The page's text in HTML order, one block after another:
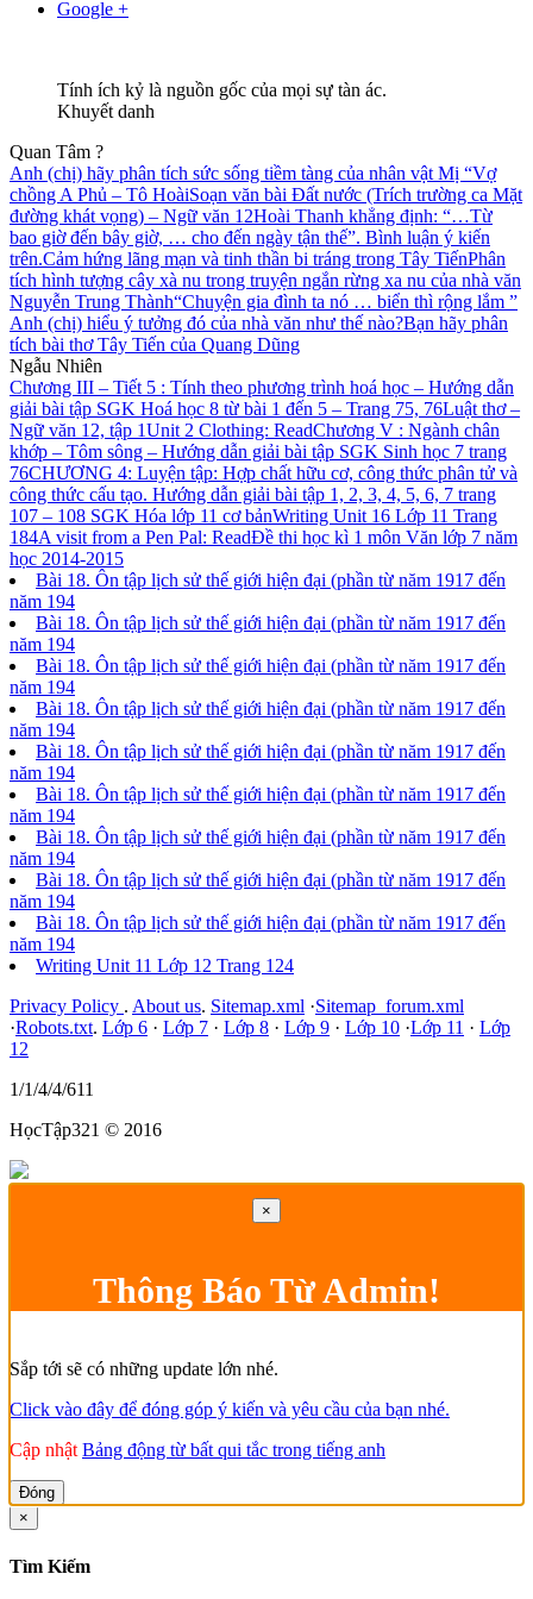
Google +
Tính ích kỷ là nguồn gốc của mọi sự tàn ác.
Khuyết danh
Quan Tâm ?
Anh (chị) hãy phân tích sức sống tiềm tàng của nhân vật Mị “Vợ
chồng A Phủ – Tô HoàiSoạn văn bài Đất nước (Trích trường ca Mặt
đường khát vọng) – Ngữ văn 12Hoài Thanh khẳng định: “…Từ
bao giờ đến bây giờ, … cho đến ngày tận thế”. Bình luận ý kiến
trên.Cảm hứng lãng mạn và tinh thần bi tráng trong Tây TiếnPhân
tích hình tượng cây xà nu trong truyện ngắn rừng xa nu của nhà văn
Nguyễn Trung Thành“Chuyện gia đình ta nó … biển thì rộng lắm ”
Anh (chị) hiểu ý tưởng đó của nhà văn như thế nào?Bạn hãy phân
tích bài thơ Tây Tiến của Quang Dũng
Ngẫu Nhiên
Chương III – Tiết 5 : Tính theo phương trình hoá học – Hướng dẫn
giải bài tập SGK Hoá học 8 từ bài 1 đến 5 – Trang 75, 76Luật thơ –
Ngữ văn 12, tập 1Unit 2 Clothing: ReadChương V : Ngành chân
khớp – Tôm sông – Hướng dẫn giải bài tập SGK Sinh học 7 trang
76CHƯƠNG 4: Luyện tập: Hợp chất hữu cơ, công thức phân tử và
công thức cấu tạo. Hướng dẫn giải bài tập 1, 2, 3, 4, 5, 6, 7 trang
107 – 108 SGK Hóa lớp 11 cơ bảnWriting Unit 16 Lớp 11 Trang
184A visit from a Pen Pal: ReadĐề thi học kì 1 môn Văn lớp 7 năm
học 2014-2015
Bài 18. Ôn tập lịch sử thế giới hiện đại (phần từ năm 1917 đến
năm 194
Bài 18. Ôn tập lịch sử thế giới hiện đại (phần từ năm 1917 đến
năm 194
Bài 18. Ôn tập lịch sử thế giới hiện đại (phần từ năm 1917 đến
năm 194
Bài 18. Ôn tập lịch sử thế giới hiện đại (phần từ năm 1917 đến
năm 194
Bài 18. Ôn tập lịch sử thế giới hiện đại (phần từ năm 1917 đến
năm 194
Bài 18. Ôn tập lịch sử thế giới hiện đại (phần từ năm 1917 đến
năm 194
Bài 18. Ôn tập lịch sử thế giới hiện đại (phần từ năm 1917 đến
năm 194
Bài 18. Ôn tập lịch sử thế giới hiện đại (phần từ năm 1917 đến
năm 194
Bài 18. Ôn tập lịch sử thế giới hiện đại (phần từ năm 1917 đến
năm 194
Writing Unit 11 Lớp 12 Trang 124
Privacy Policy . About us. Sitemap.xml ·Sitemap_forum.xml
·Robots.txt. Lớp 6 · Lớp 7 · Lớp 8 · Lớp 9 · Lớp 10 ·Lớp 11 · Lớp
12
1/1/4/4/611
HọcTập321 © 2016
×
Thông Báo Từ Admin!
Sắp tới sẽ có những update lớn nhé.
Click vào đây để đóng góp ý kiến và yêu cầu của bạn nhé.
Cập nhật Bảng động từ bất qui tắc trong tiếng anh
Đóng
×
Tìm Kiếm